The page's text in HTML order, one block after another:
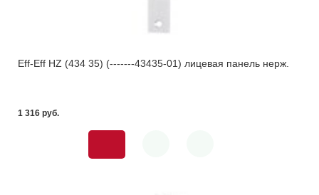
Eff-Eff HZ (434 35) (-------43435-01) лицевая панель нерж.
1 316 pуб.